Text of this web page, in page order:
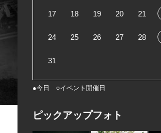
17 18 19 20 21
24 25 26 27 28
31
●今日 ○イベント開催日
ピックアップフォト